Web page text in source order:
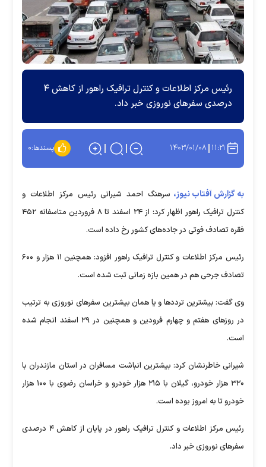
رئیس مرکز اطلاعات و کنترل ترافیک راهور از کاهش ۴
درصدی سفر‌های نوروزی خبر داد.
۱۱:۲۱ ۱۴۰۳/۰۱/۰۸ پسندها:۰
به گزارش آفتاب نیوز، سرهنگ احمد شیرانی رئیس مرکز اطلاعات و
کنترل ترافیک راهور اظهار کرد: از ۲۴ اسفند تا ۸ فروردین متاسفانه ۴۵۲
فقره تصادف فوتی در جاده‌های کشور رخ داده است.
رئیس مرکز اطلاعات و کنترل ترافیک راهور افزود: همچنین ۱۱ هزار و ۶۰۰
تصادف جرحی هم در همین بازه زمانی ثبت شده است.
وی گفت: بیشترین تردد‌ها و یا همان بیشترین سفر‌های نوروزی به ترتیب
در روز‌های هفتم و چهارم فرودین و همچنین در ۲۹ اسفند انجام شده
است.
شیرانی خاطرنشان کرد: بیشترین انباشت مسافران در استان مازندران با
۳۲۰ هزار خودرو، گیلان با ۲۱۵ هزار خودرو و خراسان رضوی با ۱۰۰ هزار
خودرو تا به امروز بوده است.
رئیس مرکز اطلاعات و کنترل ترافیک راهور در پایان از کاهش ۴ درصدی
سفر‌های نوروزی خبر داد.